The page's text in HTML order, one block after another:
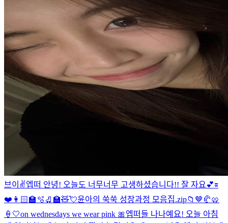
브이✌️엡떠 안녕! 오늘도 너무너무 고생하셨습니다!! 잘 자요💕🟰
❤️ 👩🏻‍🏫🫧🛼🏫🧸💘윤아의 쑥쑥 성장과정 모음집.zip📁 🤎🥐🥨
🍦🤍on wednesdays we wear pink 🎀 엡떠들 나나예요! 오늘 아침